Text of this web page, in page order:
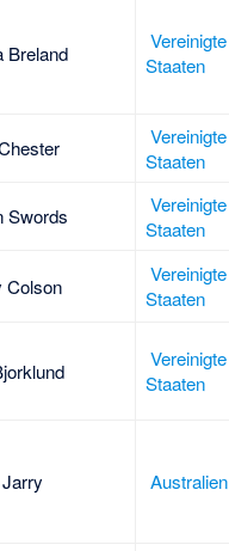
Breland
Vereinigte
Staaten
Vereinigte
Staaten
Swords
Vereinigte
Staaten
Colson
Vereinigte
Staaten
Vereinigte
Staaten
Australien